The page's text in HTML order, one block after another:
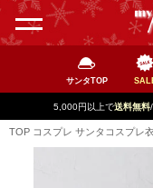
サンタTOP
5,000円以上で送料無料
TOP コスプレ サンタコスプレ